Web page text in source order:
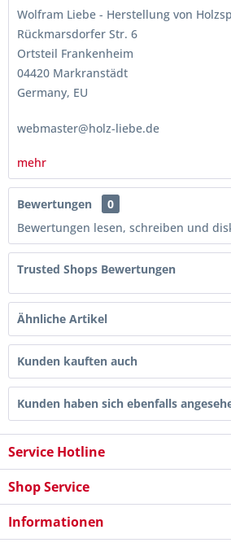
Wolfram Liebe - Herstellung von
Rückmarsdorfer Str. 6
Ortsteil Frankenheim
04420 Markranstädt
Germany, EU
webmaster@holz-liebe.de
mehr
Bewertungen
0
Bewertungen lesen, schreiben und
Trusted Shops Bewertungen
Ähnliche Artikel
Kunden kauften auch
Kunden haben sich ebenfalls
Service Hotline
Shop Service
Informationen